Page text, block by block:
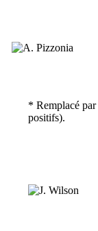
* Remplacé par
positifs).